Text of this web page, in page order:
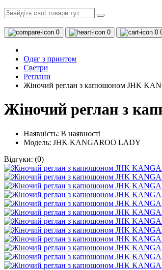
0 0 0
Одяг з принтом
Светри
Реглани
Жіночий реглан з капюшоном JHK
Жіночий реглан з
Наявність: В наявності
Модель: JHK KANGAROO LADY
Відгуки: (0)